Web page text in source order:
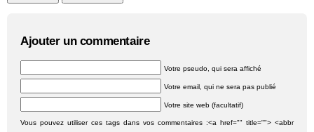
Ajouter un commentaire
Votre pseudo, qui sera affiché
Votre email, qui ne sera pas publié
Votre site web (facultatif)
Vous pouvez utiliser ces tags dans vos commentaires :<a href="" title=""> <abbr